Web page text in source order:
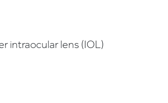
intraocular lens (IOL)